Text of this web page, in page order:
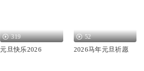
319
元旦快乐2026
52
2026马年元旦祈愿